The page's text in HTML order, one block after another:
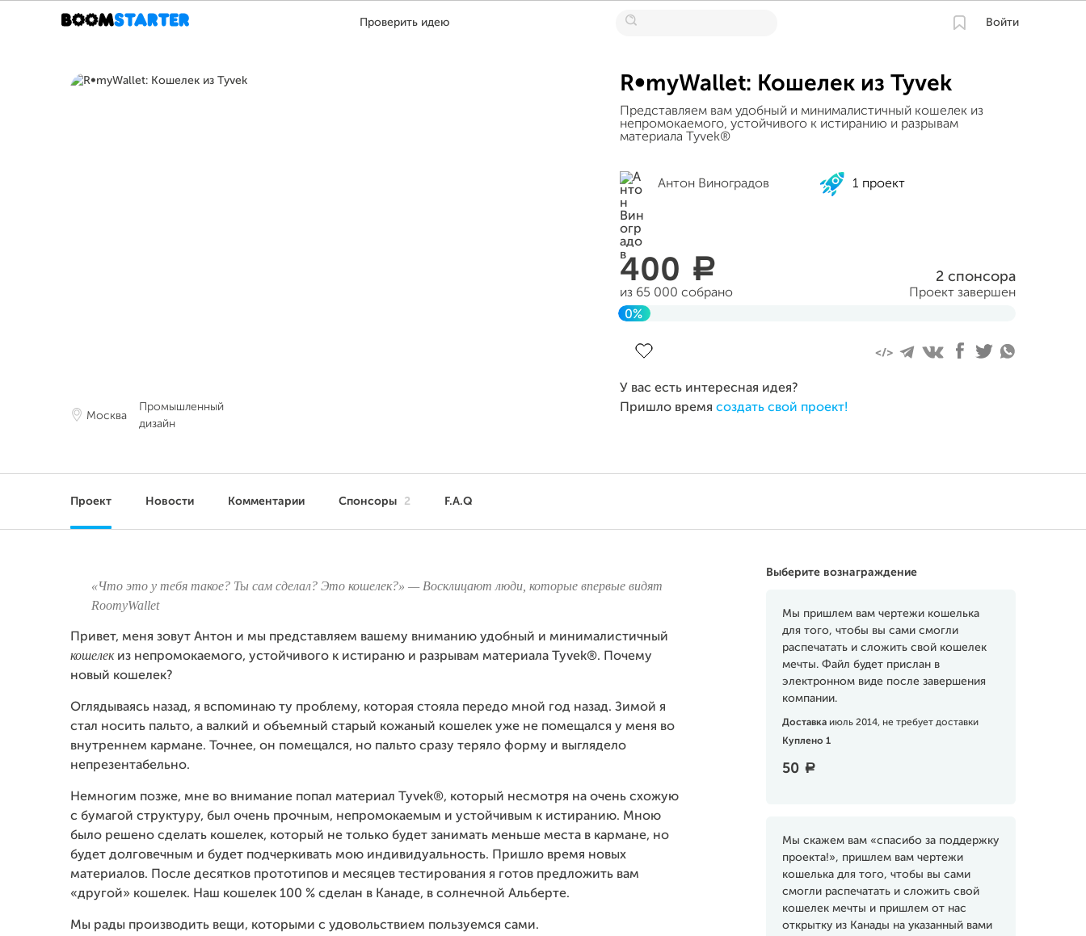
Проверить идею Войти
Москва
Промышленный
дизайн
R∞myWallet: Кошелек из Tyvek
Представляем вам удобный и минималистичный кошелек из
непромокаемого, устойчивого к истиранию и разрывам
материала Tyvek®
Антон Виноградов 1 проект
400 a
из 65 000 собрано
2 спонсора
Проект завершен
0%
У вас есть интересная идея?
Пришло время создать свой проект!
Проект Новости Комментарии Спонсоры 2 F.A.Q
Выберите вознаграждение
Мы пришлем вам чертежи кошелька
для того, чтобы вы сами смогли
распечатать и сложить свой кошелек
мечты. Файл будет прислан в
электронном виде после завершения
компании.
Доставка июль 2014, не требует доставки
Куплено 1
50 a
Мы скажем вам «спасибо за поддержку
проекта!», пришлем вам чертежи
кошелька для того, чтобы вы сами
смогли распечатать и сложить свой
кошелек мечты и пришлем от нас
открытку из Канады на указанный вами
«Что это у тебя такое? Ты сам сделал? Это кошелек?» — Восклицают люди, которые впервые видят
RoomyWallet
Привет, меня зовут Антон и мы представляем вашему вниманию удобный и минималистичный
кошелекиз непромокаемого, устойчивого к истираню и разрывам материала Tyvek®. Почему
новый кошелек?
Оглядываясь назад, я вспоминаю ту проблему, которая стояла передо мной год назад. Зимой я
стал носить пальто, а валкий и объемный старый кожаный кошелек уже не помещался у меня во
внутреннем кармане. Точнее, он помещался, но пальто сразу теряло форму и выглядело
непрезентабельно.
Немногим позже, мне во внимание попал материал Tyvek®, который несмотря на очень схожую
с бумагой структуру, был очень прочным, непромокаемым и устойчивым к истиранию. Мною
было решено сделать кошелек, который не только будет занимать меньше места в кармане, но
будет долговечным и будет подчеркивать мою индивидуальность. Пришло время новых
материалов. После десятков прототипов и месяцев тестирования я готов предложить вам
«другой» кошелек. Наш кошелек 100 % сделан в Канаде, в солнечной Альберте.
Мы рады производить вещи, которыми с удовольствием пользуемся сами.